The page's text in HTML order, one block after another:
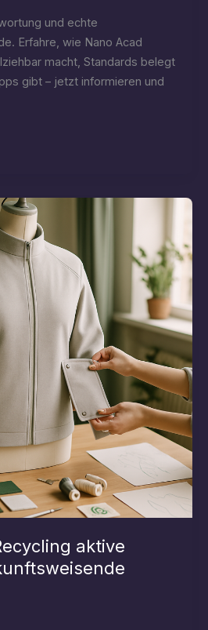
und echte
Erfahre, wie Nano Acad
macht, Standards belegt
gibt – jetzt informieren und
aktive